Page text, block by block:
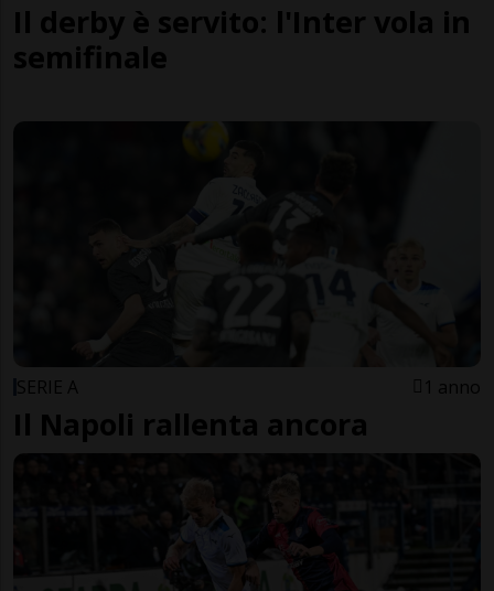
Il derby è servito: l'Inter vola in
semifinale
SERIE A 1 anno
Il Napoli rallenta ancora